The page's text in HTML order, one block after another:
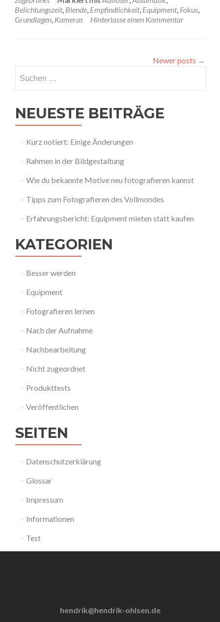
Was
passiert,
wenn
Belichtungszeit, Blende, Empfindlichkeit, Equipment, Fokus,
Grundlagen, Kameras Hinterlasse einen Kommentar
Newer posts →
nach:
NEUESTE BEITRÄGE
Kurz notiert: Einige Änderungen
Rahmen in der Bildgestaltung
Wie du bekannte Motive neu fotografieren kannst
Tipps zum Fotografieren des Vollmondes
Erfahrungsbericht: Equipment mieten statt kaufen
KATEGORIEN
Besser werden
Equipment
Fotografieren lernen
Nach der Aufnahme
Nachbearbeitung
Nicht zugeordnet
Produkttests
Veröffentlichen
SEITEN
Datenschutzerklärung
Glossar
Impressum
Informationen
Test
hendrik@hendrik-ohlsen.de